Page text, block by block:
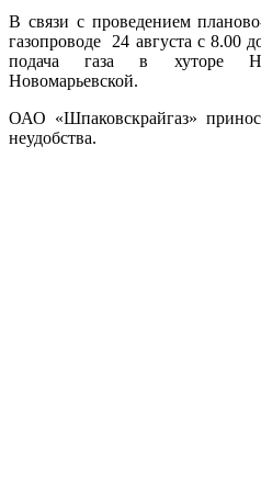
В связи с проведением
газопроводе 24 августа с 8.00
подача газа в хуторе
Новомарьевской.
ОАО «Шпаковскрайгаз»
неудобства.